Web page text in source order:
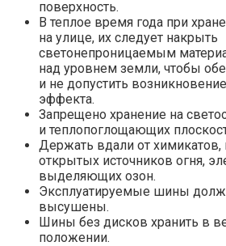
поверхность.
В теплое время года при
на улице, их следует накрыть
светонепроницаемым
над уровнем земли, чтобы
и не допустить
эффекта.
Запрещено хранение на
и теплопоглощающих
Держать вдали от химикатов,
открытых источников огня,
выделяющих озон.
Эксплуатируемые шины
высушены.
Шины без дисков хранить в
положении.